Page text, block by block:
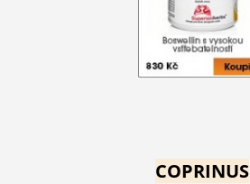
COPRINUS